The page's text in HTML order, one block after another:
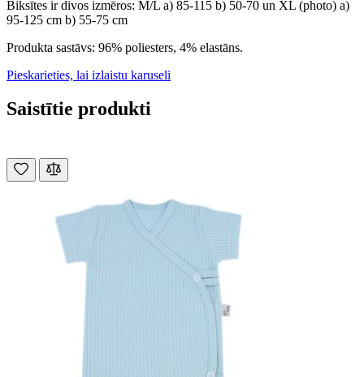
Biksītes ir divos izmēros: M/L a) 85-115 b) 50-70 un XL (photo) a)
95-125 cm b) 55-75 cm
Produkta sastāvs: 96% poliesters, 4% elastāns.
Pieskarieties, lai izlaistu karuseli
Saistītie produkti